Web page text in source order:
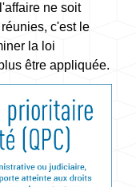
ne soit
c'est le
la loi
être appliquée.